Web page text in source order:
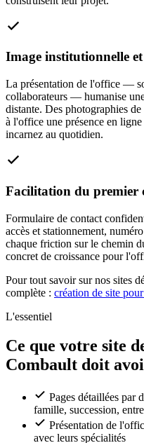
Image institutionnelle
La présentation de l'office —
collaborateurs — humanise
distante. Des photographies
à l'office une présence en
incarnez au quotidien.
Facilitation du premier
Formulaire de contact
accès et stationnement,
chaque friction sur le chemin
concret de croissance pour
Pour tout savoir sur nos sites
complète : création de site
L'essentiel
Ce que votre site
Combault doit
Pages détaillées par
famille, succession,
Présentation de
avec leurs spécialités